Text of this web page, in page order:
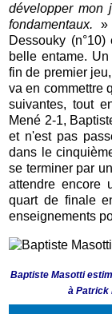
développer mon
fondamentaux. »
Dessouky
belle entame.
fin de premier
va en commettre
suivantes, tout
Mené 2-1,
et n'est pas
dans le
se terminer par
attendre encore
quart de finale
enseignements
Baptiste Masotti
à Patrick